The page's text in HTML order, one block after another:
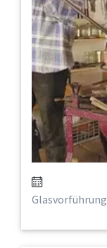
Glasvorführung